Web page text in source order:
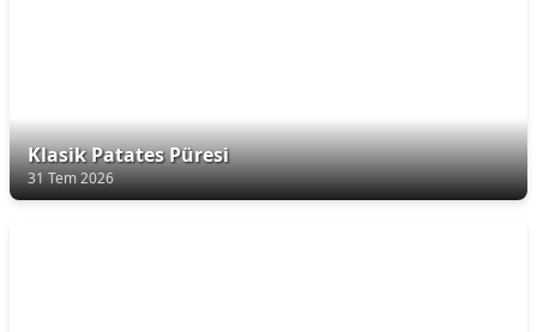
Klasik Patates Püresi
31 Tem 2026